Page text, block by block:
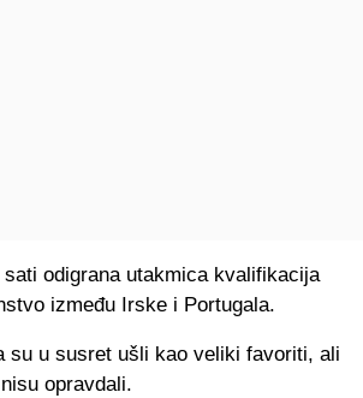
sati odigrana utakmica kvalifikacija
između Irske i Portugala.
su u susret ušli kao veliki favoriti, ali
opravdali.